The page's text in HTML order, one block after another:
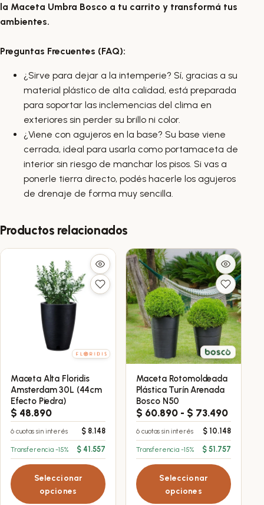
la Maceta Umbra Bosco a tu carrito y transformá tus
ambientes.
Preguntas Frecuentes (FAQ):
¿Sirve para dejar a la intemperie? Sí, gracias a su
material plástico de alta calidad, está preparada
para soportar las inclemencias del clima en
exteriores sin perder su brillo ni color.
¿Viene con agujeros en la base? Su base viene
cerrada, ideal para usarla como portamaceta de
interior sin riesgo de manchar los pisos. Si vas a
ponerle tierra directo, podés hacerle los agujeros
de drenaje de forma muy sencilla.
Productos relacionados
Maceta Alta Floridis
Amsterdam 30L (44cm
Efecto Piedra)
$ 48.890
6 cuotas sin interés $ 8.148
Transferencia -15% $ 41.557
Seleccionar
opciones
Este
producto
tiene
múltiples
variantes.
Las
opciones
se
pueden
Maceta Rotomoldeada
Plástica Turín Arenada
Bosco N50
$ 60.890 - $ 73.490Rango
de
precios:
desde
$
hasta
$
6 cuotas sin interés $10.148
Transferencia -15% $51.757
Seleccionar
opciones
Este
producto
tiene
múltiples
variantes.
Las
opciones
se
pueden